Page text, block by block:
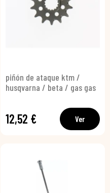
piñón de ataque ktm /
husqvarna / beta / gas gas
12,52 € Ver